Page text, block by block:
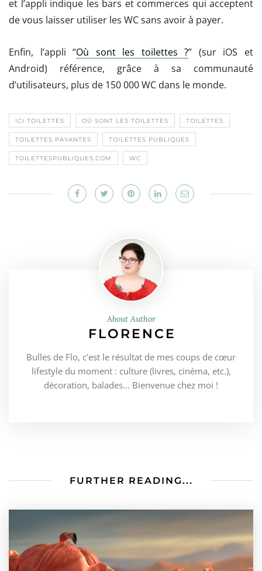
et l’appli indique les bars et commerces qui acceptent
de vous laisser utiliser les WC sans avoir à payer.
Enfin, l’appli “Où sont les toilettes ?” (sur iOS et
Android) référence, grâce à sa communauté
d’utilisateurs, plus de 150 000 WC dans le monde.
ICI TOILETTES OÙ SONT LES TOILETTES TOILETTES
TOILETTES PAYANTES TOILETTES PUBLIQUES
TOILETTESPUBLIQUES.COM WC
About Author
FLORENCE
Bulles de Flo, c'est le résultat de mes coups de cœur
lifestyle du moment : culture (livres, cinéma, etc.),
décoration, balades... Bienvenue chez moi !
FURTHER READING...